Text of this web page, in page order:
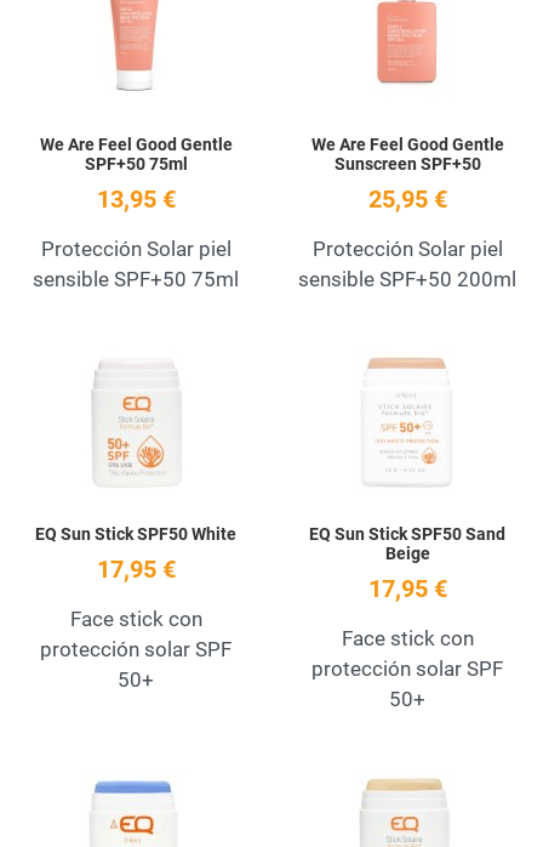
We Are Feel Good Gentle
SPF+50 75ml
13,95 €
Protección Solar piel
sensible SPF+50 75ml
We Are Feel Good Gentle
Sunscreen SPF+50
25,95 €
Protección Solar piel
sensible SPF+50 200ml
Add to Wishlist
EQ Sun Stick SPF50 White
17,95 €
Face stick con
protección solar SPF
50+
EQ Sun Stick SPF50 Sand
Beige
17,95 €
Face stick con
protección solar SPF
50+
Add to Wishlist